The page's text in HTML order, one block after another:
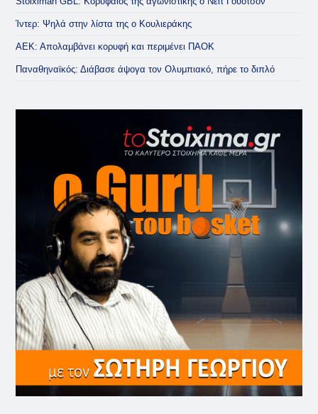
Ίντερ: Ψηλά στην λίστα της ο Κουλιεράκης
ΑΕΚ: Απολαμβάνει κορυφή και περιμένει ΠΑΟΚ
Παναθηναϊκός: Διάβασε άψογα τον Ολυμπιακό, πήρε το διπλό